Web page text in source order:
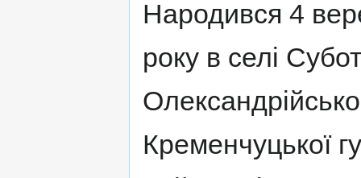
Народився 4
року в селі
Кременчуцької